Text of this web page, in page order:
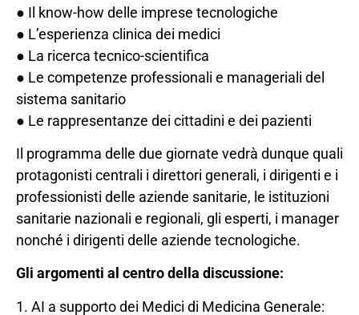
● Il know-how delle imprese tecnologiche
● L’esperienza clinica dei medici
● La ricerca tecnico-scientifica
● Le competenze professionali e manageriali del
sistema sanitario
● Le rappresentanze dei cittadini e dei pazienti
Il programma delle due giornate vedrà dunque quali
protagonisti centrali i direttori generali, i dirigenti e i
professionisti delle aziende sanitarie, le istituzioni
sanitarie nazionali e regionali, gli esperti, i manager
nonché i dirigenti delle aziende tecnologiche.
Gli argomenti al centro della discussione:
1. AI a supporto dei Medici di Medicina Generale: